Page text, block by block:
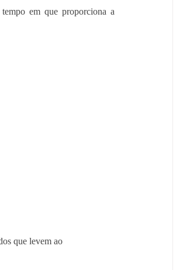
em que proporciona a
que levem ao